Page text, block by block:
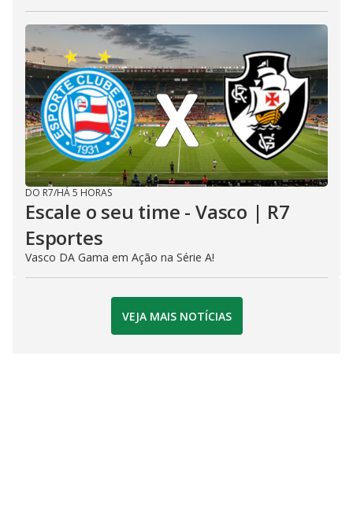
DO R7/HÁ 5 HORAS
Escale o seu time - Vasco | R7
Esportes
Vasco DA Gama em Ação na Série A!
VEJA MAIS NOTÍCIAS